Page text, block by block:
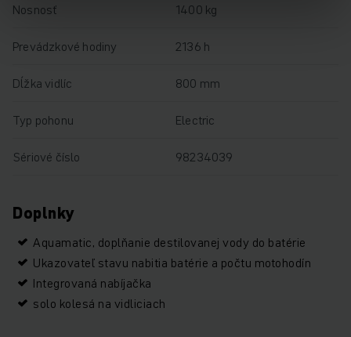
Nosnosť 1400 kg
Prevádzkové hodiny 2136 h
Dĺžka vidlíc 800 mm
Typ pohonu Electric
Sériové číslo 98234039
Doplnky
Aquamatic, doplňanie destilovanej vody do batérie
Ukazovateľ stavu nabitia batérie a počtu motohodín
Integrovaná nabíjačka
solo kolesá na vidliciach